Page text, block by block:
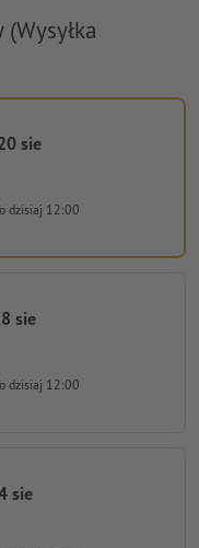
sie
dzisiaj 12:00
sie
dzisiaj 12:00
sie